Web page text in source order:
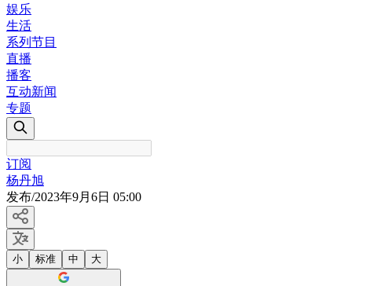
娱乐
生活
系列节目
直播
播客
互动新闻
专题
订阅
杨丹旭
发布/2023年9月6日 05:00
小 标准 中 大